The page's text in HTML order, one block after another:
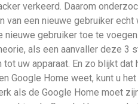
verkeerd. Daarom
een nieuwe gebruiker
gebruiker toe te
als een aanvaller
uw apparaat. En zo blijkt
Google Home weet, kunt u
als de Google Home moet